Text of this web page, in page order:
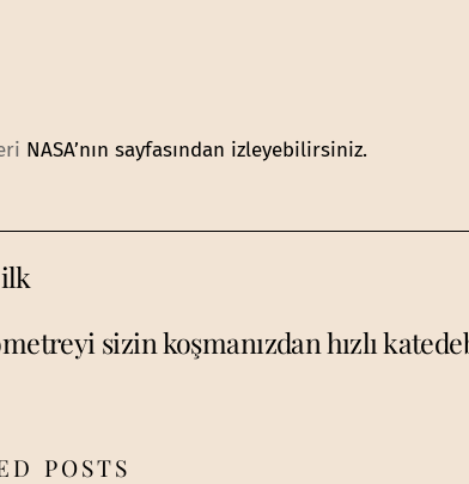
NASA’nın sayfasından izleyebilirsiniz.
ilk
sizin koşmanızdan hızlı
POSTS